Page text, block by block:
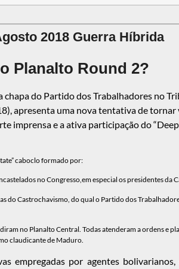
2018 Guerra Híbrida
Planalto Round 2?
do Partido dos Trabalhadores no
apresenta uma nova tentativa de tornar
imprensa e a ativa participação do
caboclo formado por:
no Congresso,em especial os presidentes da
do Castrochavismo, do qual o Partido dos
no Planalto Central. Todas atenderam a ordens e
claudicante de Maduro.
empregadas por agentes